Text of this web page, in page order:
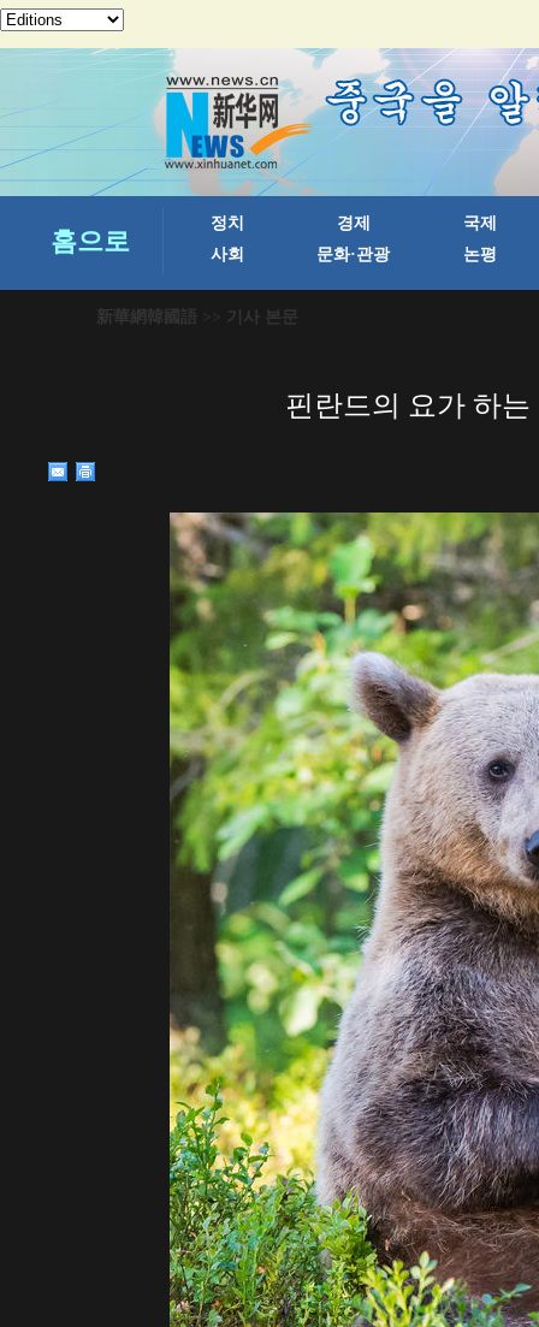
新華網韓國語 >> 기사 본문
핀란드의 요가 하